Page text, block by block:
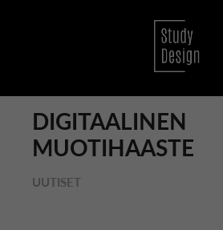
DIGITAALINEN
MUOTIHAASTE
UUTISET